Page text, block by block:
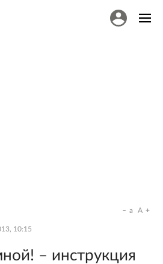
10:15
a A
– инструкция